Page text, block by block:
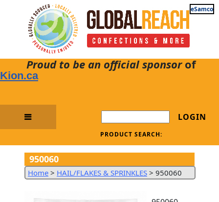
eSamco
Proud to be an official sponsorof
Kion.ca
LOGIN
PRODUCT SEARCH:
950060
Home > HAIL/FLAKES & SPRINKLES > 950060